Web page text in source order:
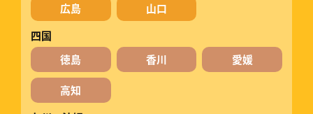
広島
山口
四国
徳島
香川 愛媛
高知